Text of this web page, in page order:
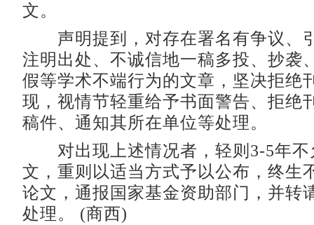
文。
声明提到，对存在署名有争议、
注明出处、不诚信地一稿多投、抄袭
假等学术不端行为的文章，坚决拒绝
现，视情节轻重给予书面警告、拒绝
稿件、通知其所在单位等处理。
对出现上述情况者，轻则3-5年不
文，重则以适当方式予以公布，终生
论文，通报国家基金资助部门，并转
处理。 (商西)